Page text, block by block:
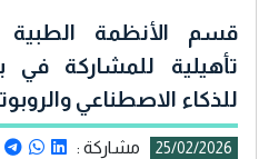
قسم الأنظمة الطبية
للذكاء الاصطناعي
25/02/2026 مشاركة :